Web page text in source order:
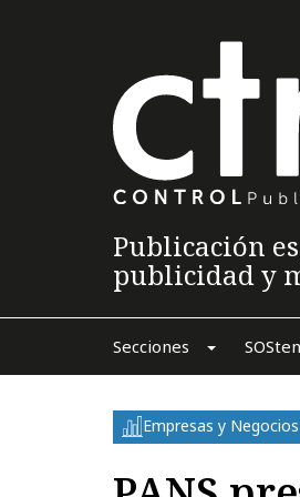
Publicación
publicidad y
Secciones
Empresas y Negocios